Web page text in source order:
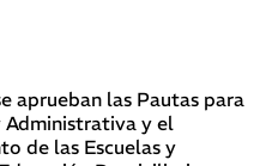
aprueban las Pautas para
Administrativa y el
de las Escuelas y